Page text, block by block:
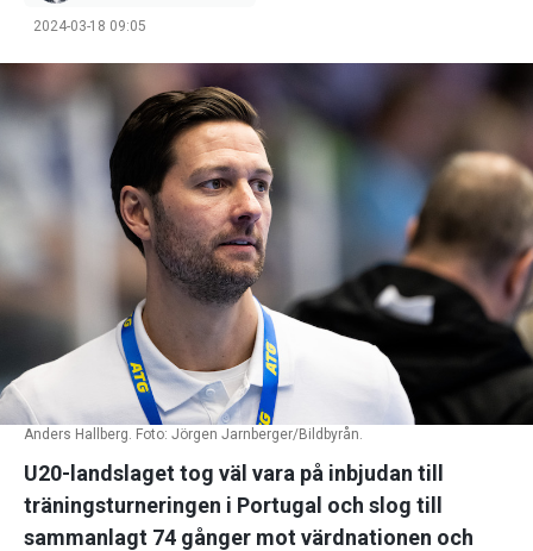
2024-03-18 09:05
Anders Hallberg. Foto: Jörgen Jarnberger/Bildbyrån.
U20-landslaget tog väl vara på inbjudan till
träningsturneringen i Portugal och slog till
sammanlagt 74 gånger mot värdnationen och